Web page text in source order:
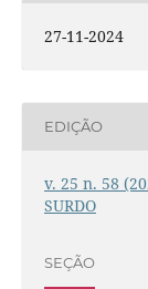
27-11-2024
EDIÇÃO
v. 25 n. 58
SURDO
SEÇÃO